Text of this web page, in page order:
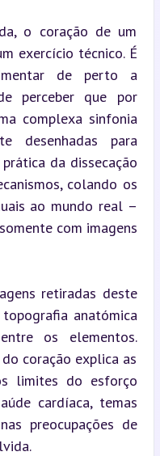
o coração de um
exercício técnico. É
de perto a
perceber que por
complexa sinfonia
desenhadas para
da dissecação
colando os
ao mundo real –
com imagens
retiradas deste
anatómica
os elementos.
coração explica as
limites do esforço
cardíaca, temas
preocupações de